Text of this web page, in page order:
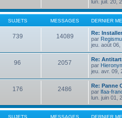
lun. juil. 20,
SUJETS MESSAGES DERNIER
739 14089
Re:
par Regismu
jeu. août 06,
96 2057
Re:
par
jeu. avr. 09,
176 2486
Re: Panne
par lfaa-
lun. juin 01,
SUJETS MESSAGES DERNIER